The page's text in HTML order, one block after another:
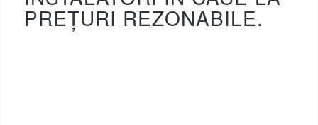
PREȚURI REZONABILE.